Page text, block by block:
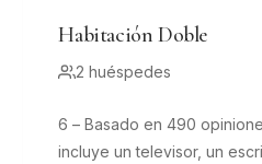
Habitación Doble
2 huéspedes
6 – Basado en 490 opiniones Este
incluye un televisor, un